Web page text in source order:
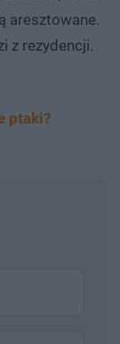
aresztowane.
z rezydencji.
ptaki?